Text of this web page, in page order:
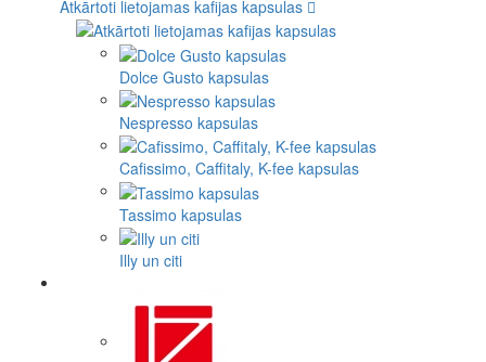
Atkārtoti lietojamas kafijas kapsulas
Dolce Gusto kapsulas
Nespresso kapsulas
Cafissimo, Caffitaly, K-fee kapsulas
Tassimo kapsulas
Illy un citi